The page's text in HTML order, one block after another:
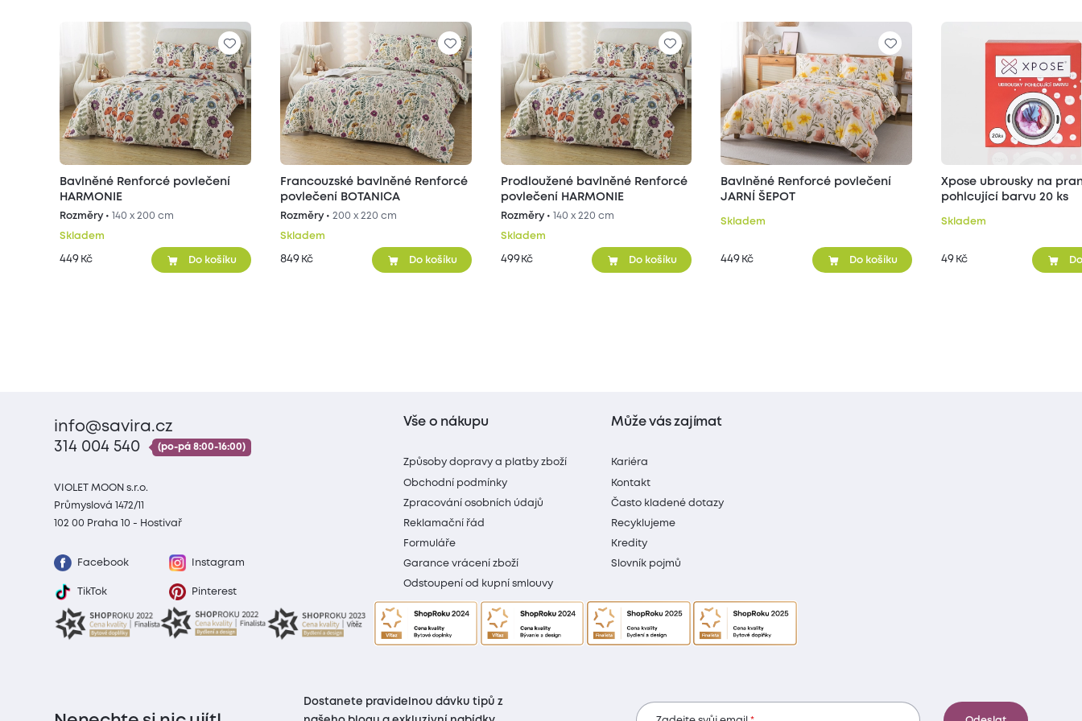
Bavlněné Renforcé povlečení
HARMONIE
Rozměry • 140 x 200 cm
Skladem
449 Kč Do košíku
Francouzské bavlněné Renforcé
povlečení BOTANICA
Rozměry • 200 x 220 cm
Skladem
849 Kč Do košíku
Prodloužené bavlněné Renforcé
povlečení HARMONIE
Rozměry • 140 x 220 cm
Skladem
499 Kč Do košíku
Bavlněné Renforcé povlečení
JARNÍ ŠEPOT
Skladem
449 Kč Do košíku
Xpose ubrousky na
pohlcující barvu 20 ks
Skladem
49 Kč
info@savira.cz
314 004 540
(po-pá 8:00-16:00)
VIOLET MOON s.r.o.
Průmyslová 1472/11
102 00 Praha 10 - Hostivař
Facebook Instagram
TikTok Pinterest
Vše o nákupu
Způsoby dopravy a platby zboží
Obchodní podmínky
Zpracování osobních údajů
Reklamační řád
Formuláře
Garance vrácení zboží
Odstoupení od kupní smlouvy
Může vás zajímat
Kariéra
Kontakt
Často kladené dotazy
Recyklujeme
Kredity
Slovník pojmů
Dostanete pravidelnou dávku tipů z